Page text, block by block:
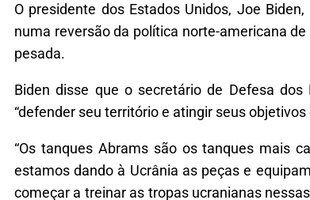
O presidente dos Estados Unidos, Joe
numa reversão da política norte-americana
pesada.
Biden disse que o secretário de Defesa
“defender seu território e atingir seus objetivos
“Os tanques Abrams são os tanques mais
estamos dando à Ucrânia as peças e
começar a treinar as tropas ucranianas